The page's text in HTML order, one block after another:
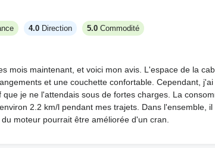
4.0 Direction 5.0 Commodité
mois maintenant, et voici mon avis. L'espace de la
et une couchette confortable. Cependant,
je ne l'attendais sous de fortes charges. La
2.2 km/l pendant mes trajets. Dans l'ensemble, il
moteur pourrait être améliorée d'un cran.